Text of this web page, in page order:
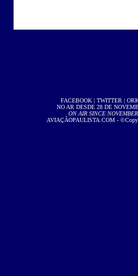
FACEBOOK| TWITTER |
NO AR DESDE 28 DE
ON AIR SINCE
AVIAÇÃOPAULISTA.COM -